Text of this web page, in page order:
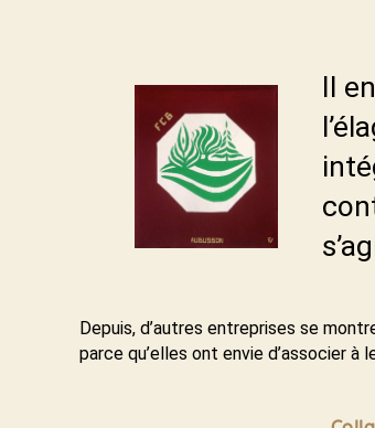
Il
Depuis, d’autres entreprises se
parce qu’elles ont envie d’associer à